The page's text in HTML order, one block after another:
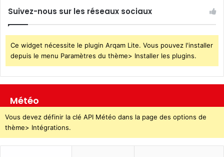
Suivez-nous sur les réseaux sociaux
Ce widget nécessite le plugin Arqam Lite. Vous pouvez l'installer
depuis le menu Paramètres du thème> Installer les plugins.
Météo
Vous devez définir la clé API Météo dans la page des options de
thème> Intégrations.